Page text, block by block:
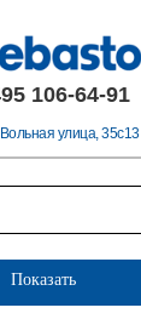
106-64-91
улица, 35с13
Показать